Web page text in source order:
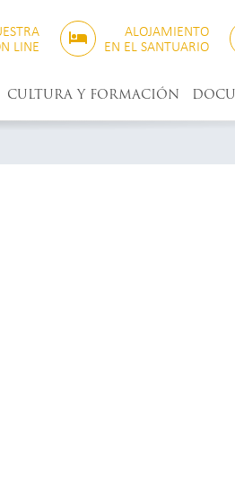
LINE
ALOJAMIENTO
EN EL SANTUARIO
CULTURA Y FORMACIÓN